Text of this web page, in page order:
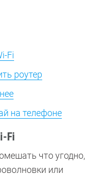
Fi
роутер
на телефоне
Fi
что угодно,
или